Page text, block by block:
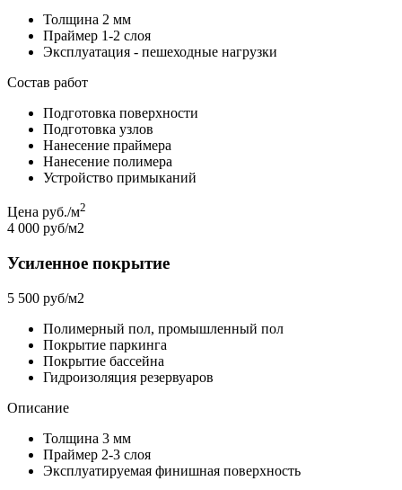
Толщина 2 мм
Праймер 1-2 слоя
Эксплуатация - пешеходные нагрузки
Состав работ
Подготовка поверхности
Подготовка узлов
Нанесение праймера
Нанесение полимера
Устройство примыканий
Цена руб./м2
4 000 руб/м2
Усиленное покрытие
5 500 руб/м2
Полимерный пол, промышленный пол
Покрытие паркинга
Покрытие бассейна
Гидроизоляция резервуаров
Описание
Толщина 3 мм
Праймер 2-3 слоя
Эксплуатируемая финишная поверхность